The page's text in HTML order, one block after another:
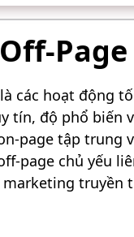
là các hoạt động
tín, độ phổ biến
page tập
page chủ yếu
marketing truyền